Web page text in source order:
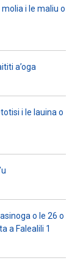
molia i le maliu o
a’oga
i le lauina o
o le 26 o
a Falealili 1